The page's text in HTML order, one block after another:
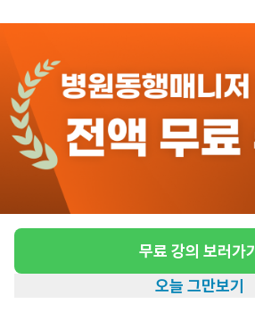
무료 강의 보러가기
오늘 그만보기